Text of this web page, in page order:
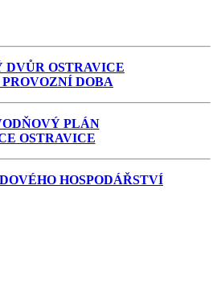
DVŮR OSTRAVICE
DOBA
PLÁN
OSTRAVICE
HOSPODÁŘSTVÍ